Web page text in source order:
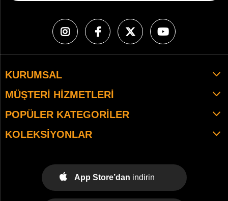
KURUMSAL
MÜŞTERI HIZMETLERI
POPÜLER KATEGORILER
KOLEKSIYONLAR
App Store’dan indirin